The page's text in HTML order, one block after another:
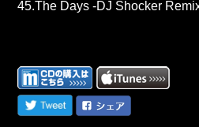
45.The Days -DJ Shocker